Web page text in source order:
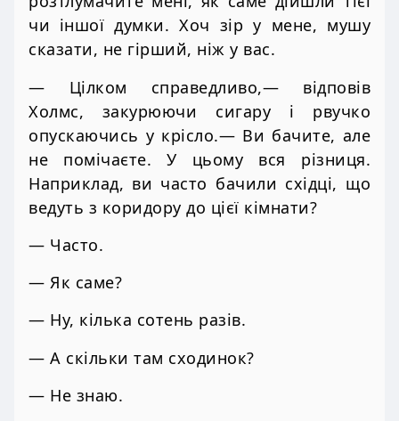
чи іншої думки. Хоч зір у мене, мушу
сказати, не гірший, ніж у вас.
— Цілком справедливо,— відповів
Холмс, закурюючи сигару і рвучко
опускаючись у крісло.— Ви бачите, але
не помічаєте. У цьому вся різниця.
Наприклад, ви часто бачили східці, що
ведуть з коридору до цієї кімнати?
— Часто.
— Як саме?
— Ну, кілька сотень разів.
— А скільки там сходинок?
— Не знаю.